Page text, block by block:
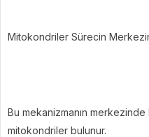
Mitokondriler Sürecin
Bu mekanizmanın
mitokondriler bulunur.